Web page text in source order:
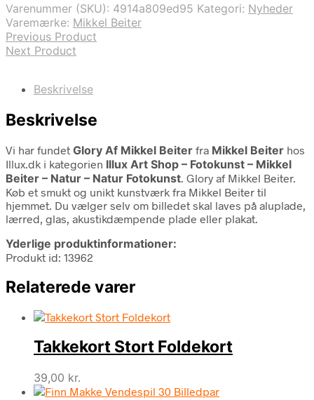
Varenummer (SKU): 4914a809ed95 Kategori: Nyheder
Varemærke: Mikkel Beiter
Previous Product
Next Product
Beskrivelse
Beskrivelse
Vi har fundet Glory Af Mikkel Beiter fra Mikkel Beiter hos
Illux.dk i kategorien Illux Art Shop – Fotokunst – Mikkel
Beiter – Natur – Natur Fotokunst. Glory af Mikkel Beiter.
Køb et smukt og unikt kunstværk fra Mikkel Beiter til
hjemmet. Du vælger selv om billedet skal laves på aluplade,
lærred, glas, akustikdæmpende plade eller plakat.
Yderlige produktinformationer:
Produkt id: 13962
Relaterede varer
Takkekort Stort Foldekort
39,00 kr.